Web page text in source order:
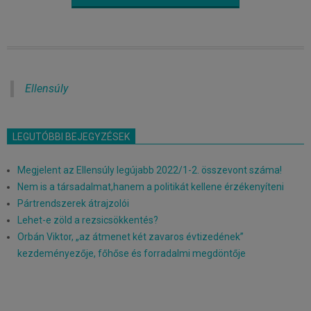
Ellensúly
LEGUTÓBBI BEJEGYZÉSEK
Megjelent az Ellensúly legújabb 2022/1-2. összevont száma!
Nem is a társadalmat,hanem a politikát kellene érzékenyíteni
Pártrendszerek átrajzolói
Lehet-e zöld a rezsicsökkentés?
Orbán Viktor, „az átmenet két zavaros évtizedének”
kezdeményezője, főhőse és forradalmi megdöntője